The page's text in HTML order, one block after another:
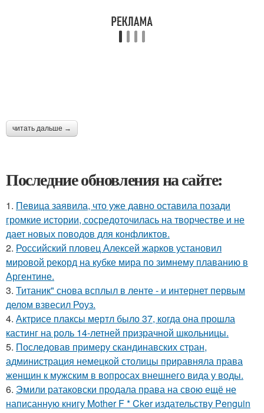
читать дальше →
Последние обновления на сайте:
1. Певица заявила, что уже давно оставила позади
громкие истории, сосредоточилась на творчестве и не
дает новых поводов для конфликтов.
2. Российский пловец Алексей жарков установил
мировой рекорд на кубке мира по зимнему плаванию в
Аргентине.
3. Титаник" снова всплыл в ленте - и интернет первым
делом взвесил Роуз.
4. Актрисе плаксы мертл было 37, когда она прошла
кастинг на роль 14-летней призрачной школьницы.
5. Последовав примеру скандинавских стран,
администрация немецкой столицы приравняла права
женщин к мужским в вопросах внешнего вида у воды.
6. Эмили ратаковски продала права на свою ещё не
написанную книгу Mother F * Cker издательству Penguin